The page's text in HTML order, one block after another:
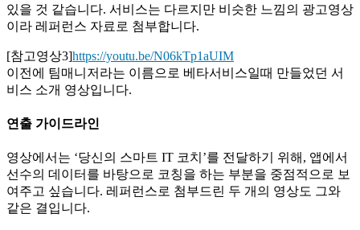
있을 것 같습니다. 서비스는 다르지만 비슷한 느낌의 광고영상
이라 레퍼런스 자료로 첨부합니다.
[참고영상3]https://youtu.be/N06kTp1aUIM
이전에 팀매니저라는 이름으로 베타서비스일때 만들었던 서
비스 소개 영상입니다.
연출 가이드라인
영상에서는 ‘당신의 스마트 IT 코치’를 전달하기 위해, 앱에서
선수의 데이터를 바탕으로 코칭을 하는 부분을 중점적으로 보
여주고 싶습니다. 레퍼런스로 첨부드린 두 개의 영상도 그와
같은 결입니다.